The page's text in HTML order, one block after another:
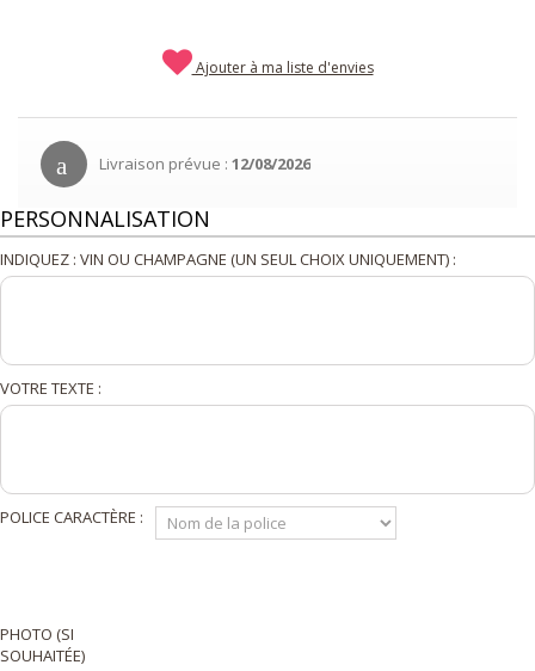
Ajouter à ma liste d'envies
Livraison prévue : 12/08/2026
PERSONNALISATION
INDIQUEZ : VIN OU CHAMPAGNE (UN SEUL CHOIX UNIQUEMENT) :
VOTRE TEXTE :
POLICE CARACTÈRE :
PHOTO (SI
SOUHAITÉE)